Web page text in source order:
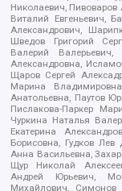
Николаевич, Пивоваров
Виталий Евгеньевич,
Александрович,
Шведов Григорий
Валерий
Александровна,
Щаров Сергей
Марина
Анатольевна, Паутов
Пислакова-Паркер
Чуркина Наталья
Екатерина
Борисовна, Гудков
Анна Васильевна,
Щур Николай
Андрей Юрьевич,
Михайлович, Симонов